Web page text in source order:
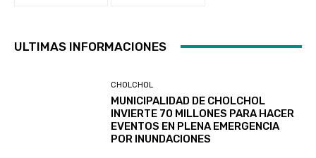
ULTIMAS INFORMACIONES
CHOLCHOL
MUNICIPALIDAD DE CHOLCHOL
INVIERTE 70 MILLONES PARA HACER
EVENTOS EN PLENA EMERGENCIA
POR INUNDACIONES